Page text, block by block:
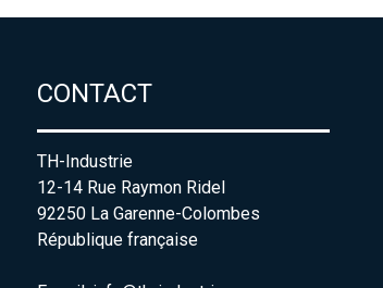
CONTACT
TH-Industrie
12-14 Rue Raymon Ridel
92250 La Garenne-Colombes
République française